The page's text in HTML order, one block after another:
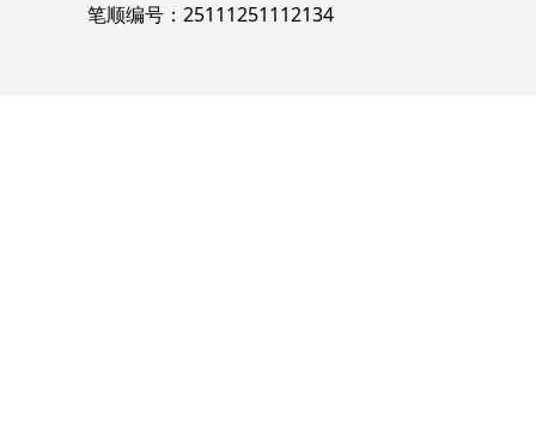
笔顺编号：25111251112134